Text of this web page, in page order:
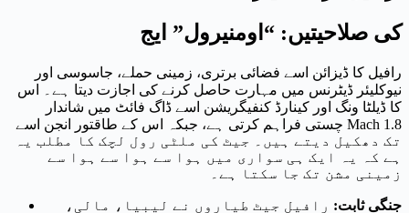
کی صلاحیتیں: “اومنیرول” ایج
رافیل کا ڈیزائن اسے فضائی برتری، زمینی حملے، جاسوسی اور
نیوکلیئر ڈیٹرنس میں مہارت حاصل کرنے کی اجازت دیتا ہے۔ اس
کا ڈیلٹا ونگ اور کینارڈ کنفیگریشن اسے ڈاگ فائٹ میں شاندار
چستی فراہم کرتی ہے، جبکہ اس کے طاقتور انجن اسے Mach 1.8
تک دھکیل دیتے ہیں۔ جیٹ کی ملٹی رول لچک کا مطلب یہ
ہے کہ یہ ایک ہی سواری میں ہوا سے ہوا سے ہوا سے
زمینی مشن تک جا سکتا ہے۔
جنگی ثابت: رافیل جیٹ طیاروں نے لیبیا، مالی،